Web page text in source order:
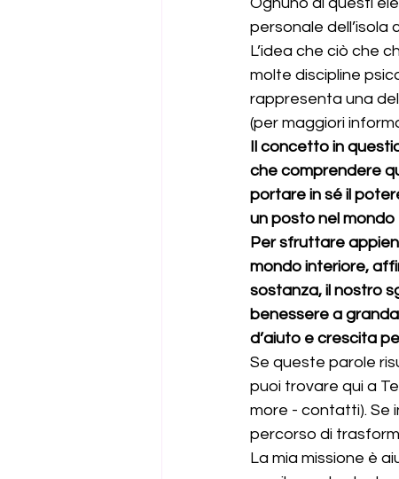
personale dell’isola
L’idea che ciò che
molte discipline
rappresenta una
(per maggiori
Il concetto in
che comprendere
portare in sé il
un posto nel
Per sfruttare
mondo interiore,
sostanza, il nostro
benessere a
d’aiuto e crescita
Se queste parole
puoi trovare qui a
more - contatti). Se
percorso di
La mia missione è